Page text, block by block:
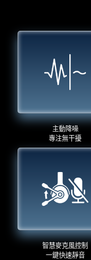
主動降噪
專注無干擾
智慧麥克風控制
一鍵快速靜音